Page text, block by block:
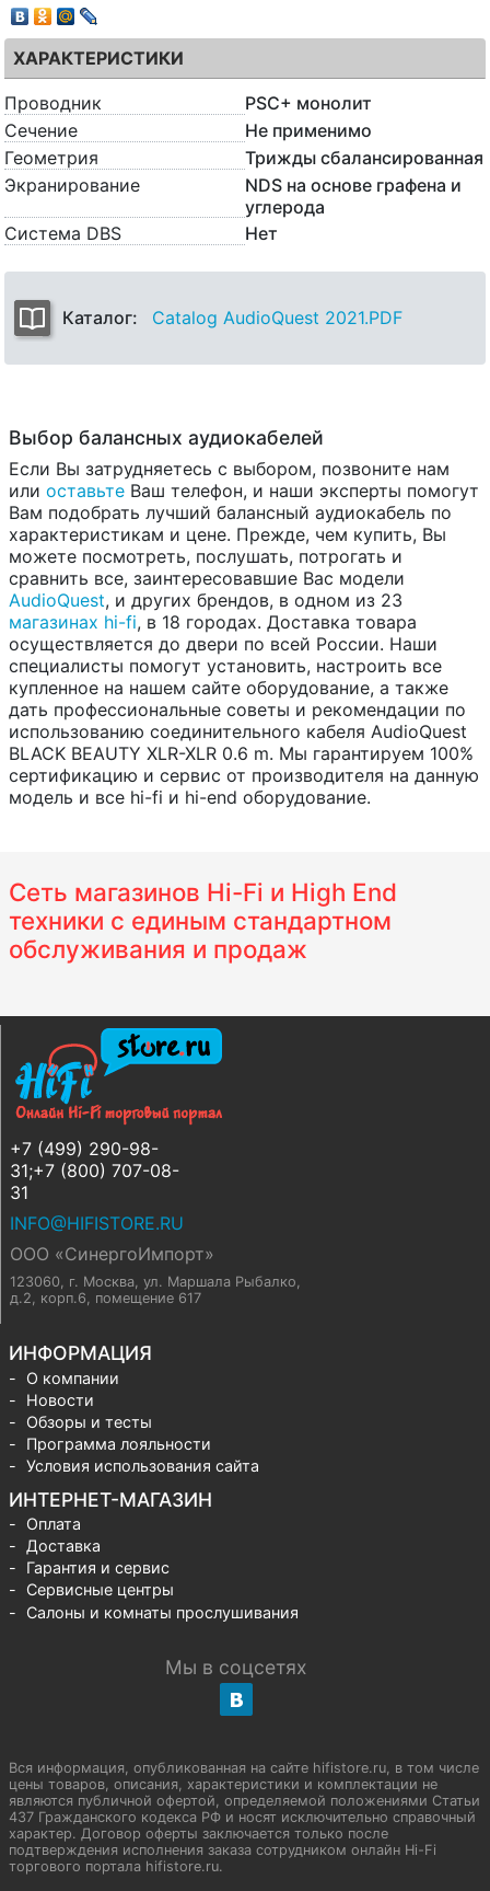
ХАРАКТЕРИСТИКИ
Проводник
PSC+ монолит
Сечение
Не применимо
Геометрия
Трижды сбалансированная
Экранирование
NDS на основе графена и
углерода
Система DBS
Нет
Каталог: Catalog AudioQuest 2021.PDF
Выбор балансных аудиокабелей
Если Вы затрудняетесь с выбором, позвоните нам
или оставьте Ваш телефон, и наши эксперты помогут
Вам подобрать лучший балансный аудиокабель по
характеристикам и цене. Прежде, чем купить, Вы
можете посмотреть, послушать, потрогать и
сравнить все, заинтересовавшие Вас модели
AudioQuest, и других брендов, в одном из 23
магазинах hi-fi, в 18 городах. Доставка товара
осуществляется до двери по всей России. Наши
специалисты помогут установить, настроить все
купленное на нашем сайте оборудование, а также
дать профессиональные советы и рекомендации по
использованию соединительного кабеля AudioQuest
BLACK BEAUTY XLR-XLR 0.6 m. Мы гарантируем 100%
сертификацию и сервис от производителя на данную
модель и все hi-fi и hi-end оборудование.
Сеть магазинов Hi-Fi и High End
техники с единым стандартном
обслуживания и продаж
+7 (499) 290-98-
31;+7 (800) 707-08-
31
INFO@HIFISTORE.RU
ООО «СинергоИмпорт»
123060, г. Москва, ул. Маршала Рыбалко,
д.2, корп.6, помещение 617
ИНФОРМАЦИЯ
О компании
Новости
Обзоры и тесты
Программа лояльности
Условия использования сайта
ИНТЕРНЕТ-МАГАЗИН
Оплата
Доставка
Гарантия и сервис
Сервисные центры
Салоны и комнаты прослушивания
Мы в соцсетях
Вся информация, опубликованная на сайте hifistore.ru, в том числе
цены товаров, описания, характеристики и комплектации не
являются публичной офертой, определяемой положениями Статьи
437 Гражданского кодекса РФ и носят исключительно справочный
характер. Договор оферты заключается только после
подтверждения исполнения заказа сотрудником онлайн Hi-Fi
торгового портала hifistore.ru.